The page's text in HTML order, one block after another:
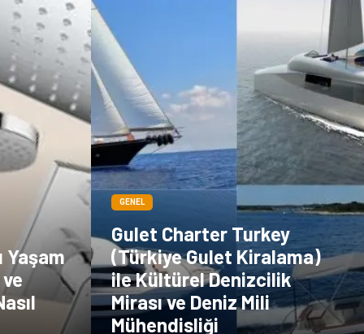
Yaşam
GENEL
Gulet Charter Turkey
(Türkiye Gulet Kiralama)
ile Kültürel Denizcilik
Mirası ve Deniz Mili
Mühendisliği